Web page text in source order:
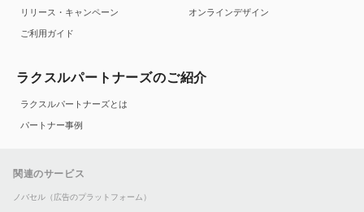
リリース・キャンペーン
ご利用ガイド
オンラインデザイン
ラクスルパートナーズのご紹介
ラクスルパートナーズとは
パートナー事例
関連のサービス
ノバセル（広告のプラットフォーム）